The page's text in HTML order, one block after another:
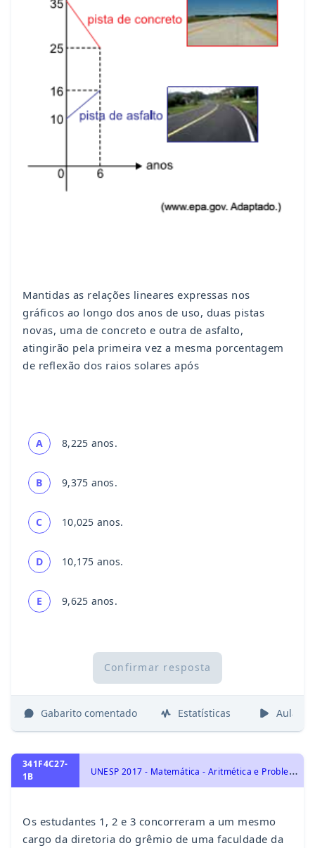
Mantidas as relações lineares expressas nos
gráficos ao longo dos anos de uso, duas pistas
novas, uma de concreto e outra de asfalto,
atingirão pela primeira vez a mesma porcentagem
de reflexão dos raios solares após
A 8,225 anos.
B 9,375 anos.
C 10,025 anos.
D 10,175 anos.
E 9,625 anos.
Confirmar resposta
Gabarito comentado Estatísticas Aulas
341F4C27-
1B
U
NESP 2017 - Matemática - Aritmética e Problemas, Áreas e Perímetros, Porcentagem, Quadriláteros, Geometria Plana
Os estudantes 1, 2 e 3 concorreram a um mesmo
cargo da diretoria do grêmio de uma faculdade da